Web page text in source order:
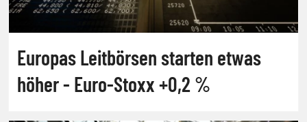
Europas Leitbörsen starten etwas
höher - Euro-Stoxx +0,2 %